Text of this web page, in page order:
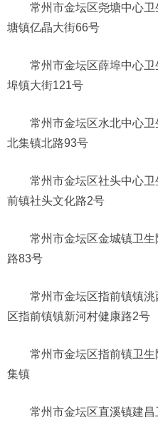
常州市金坛区尧塘中心
塘镇亿晶大街66号
常州市金坛区薛埠中心
埠镇大街121号
常州市金坛区水北中心
北集镇北路93号
常州市金坛区社头中心
前镇社头文化路2号
常州市金坛区金城镇卫
路83号
常州市金坛区指前镇镇
区指前镇镇新河村健康路2号
常州市金坛区指前镇卫
集镇
常州市金坛区直溪镇建